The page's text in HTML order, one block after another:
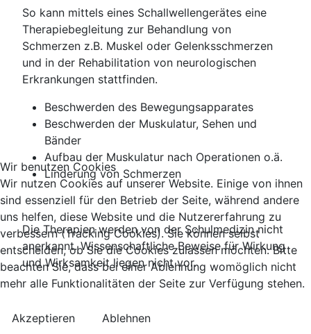
So kann mittels eines Schallwellengerätes eine
Therapiebegleitung zur Behandlung von
Schmerzen z.B. Muskel oder Gelenksschmerzen
und in der Rehabilitation von neurologischen
Erkrankungen stattfinden.
Beschwerden des Bewegungsapparates
Beschwerden der Muskulatur, Sehen und
Bänder
Aufbau der Muskulatur nach Operationen o.ä.
Linderung von Schmerzen
Die Therapien werden von der Schulmedizin nicht
anerkannt. Wissenschaftliche Beweise für Wirkung
und Wirksamkeit liegen nicht vor.
Wir benutzen Cookies
Wir nutzen Cookies auf unserer Website. Einige von ihnen
sind essenziell für den Betrieb der Seite, während andere
uns helfen, diese Website und die Nutzererfahrung zu
verbessern (Tracking Cookies). Sie können selbst
entscheiden, ob Sie die Cookies zulassen möchten. Bitte
beachten Sie, dass bei einer Ablehnung womöglich nicht
mehr alle Funktionalitäten der Seite zur Verfügung stehen.
Akzeptieren Ablehnen